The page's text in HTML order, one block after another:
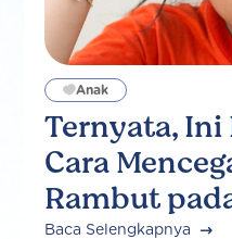
Ternyata,
Cara
Rambut
Anak
Baca Selengkapnya